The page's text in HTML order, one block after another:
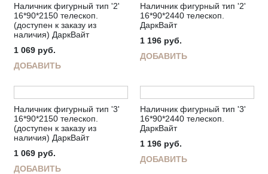
Наличник фигурный тип '2'
16*90*2150 телескоп.
(доступен к заказу из
наличия) ДаркВайт
1 069 руб.
ДОБАВИТЬ
Наличник фигурный тип '2'
16*90*2440 телескоп.
ДаркВайт
1 196 руб.
ДОБАВИТЬ
Наличник фигурный тип '3'
16*90*2150 телескоп.
(доступен к заказу из
наличия) ДаркВайт
1 069 руб.
ДОБАВИТЬ
Наличник фигурный тип '3'
16*90*2440 телескоп.
ДаркВайт
1 196 руб.
ДОБАВИТЬ